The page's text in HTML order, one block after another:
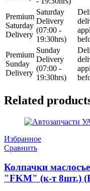
Premium
Saturday
Delivery
Saturday
Delivery
(07:00 -
19:30hrs)
Premium
Sunday
Delivery
Sunday
Delivery
(07:00 -
19:30hrs)
Related
Избранное
Сравнить
Колпачки
"FKM" (к-т 8шт.)